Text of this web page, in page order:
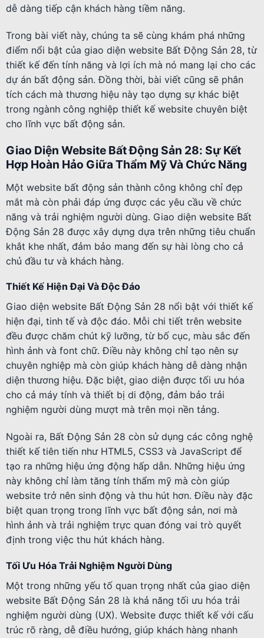
dễ dàng tiếp cận khách hàng tiềm năng.
Trong bài viết này, chúng ta sẽ cùng khám phá những
điểm nổi bật của giao diện website Bất Động Sản 28, từ
thiết kế đến tính năng và lợi ích mà nó mang lại cho các
dự án bất động sản. Đồng thời, bài viết cũng sẽ phân
tích cách mà thương hiệu này tạo dựng sự khác biệt
trong ngành công nghiệp thiết kế website chuyên biệt
cho lĩnh vực bất động sản.
Giao Diện Website Bất Động Sản 28: Sự Kết
Hợp Hoàn Hảo Giữa Thẩm Mỹ Và Chức Năng
Một website bất động sản thành công không chỉ đẹp
mắt mà còn phải đáp ứng được các yêu cầu về chức
năng và trải nghiệm người dùng. Giao diện website Bất
Động Sản 28 được xây dựng dựa trên những tiêu chuẩn
khắt khe nhất, đảm bảo mang đến sự hài lòng cho cả
chủ đầu tư và khách hàng.
Thiết Kế Hiện Đại Và Độc Đáo
Giao diện website Bất Động Sản 28 nổi bật với thiết kế
hiện đại, tinh tế và độc đáo. Mỗi chi tiết trên website
đều được chăm chút kỹ lưỡng, từ bố cục, màu sắc đến
hình ảnh và font chữ. Điều này không chỉ tạo nên sự
chuyên nghiệp mà còn giúp khách hàng dễ dàng nhận
diện thương hiệu. Đặc biệt, giao diện được tối ưu hóa
cho cả máy tính và thiết bị di động, đảm bảo trải
nghiệm người dùng mượt mà trên mọi nền tảng.
Ngoài ra, Bất Động Sản 28 còn sử dụng các công nghệ
thiết kế tiên tiến như HTML5, CSS3 và JavaScript để
tạo ra những hiệu ứng động hấp dẫn. Những hiệu ứng
này không chỉ làm tăng tính thẩm mỹ mà còn giúp
website trở nên sinh động và thu hút hơn. Điều này đặc
biệt quan trọng trong lĩnh vực bất động sản, nơi mà
hình ảnh và trải nghiệm trực quan đóng vai trò quyết
định trong việc thu hút khách hàng.
Tối Ưu Hóa Trải Nghiệm Người Dùng
Một trong những yếu tố quan trọng nhất của giao diện
website Bất Động Sản 28 là khả năng tối ưu hóa trải
nghiệm người dùng (UX). Website được thiết kế với cấu
trúc rõ ràng, dễ điều hướng, giúp khách hàng nhanh